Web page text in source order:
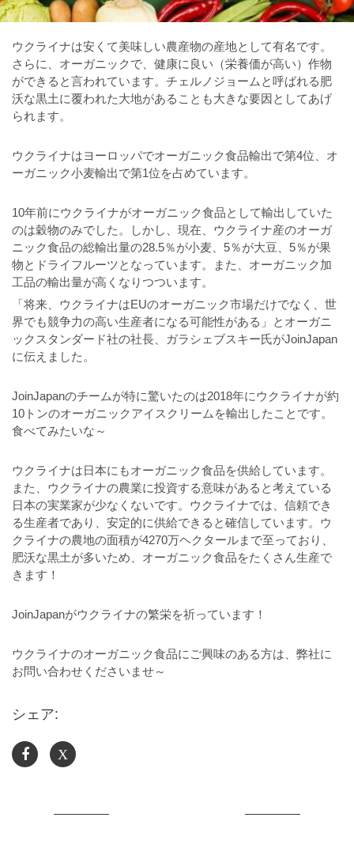
ウクライナは安くて美味しい農産物の産地として有名です。
さらに、オーガニックで、健康に良い（栄養価が高い）作物
ができると言われています。チェルノジョームと呼ばれる肥
沃な黒土に覆われた大地があることも大きな要因としてあげ
られます。
ウクライナはヨーロッパでオーガニック食品輸出で第4位、オ
ーガニック小麦輸出で第1位を占めています。
10年前にウクライナがオーガニック食品として輸出していた
のは穀物のみでした。しかし、現在、ウクライナ産のオーガ
ニック食品の総輸出量の28.5％が小麦、5％が大豆、5％が果
物とドライフルーツとなっています。また、オーガニック加
工品の輸出量が高くなりつついます。
「将来、ウクライナはEUのオーガニック市場だけでなく、世
界でも競争力の高い生産者になる可能性がある」とオーガニ
ックスタンダード社の社長、ガラシェブスキー氏がJoinJapan
に伝えました。
JoinJapanのチームが特に驚いたのは2018年にウクライナが約
10トンのオーガニックアイスクリームを輸出したことです。
食べてみたいな～
ウクライナは日本にもオーガニック食品を供給しています。
また、ウクライナの農業に投資する意味があると考えている
日本の実業家が少なくないです。ウクライナでは、信頼でき
る生産者であり、安定的に供給できると確信しています。ウ
クライナの農地の面積が4270万ヘクタールまで至っており、
肥沃な黒土が多いため、オーガニック食品をたくさん生産で
きます！
JoinJapanがウクライナの繁栄を祈っています！
ウクライナのオーガニック食品にご興味のある方は、弊社に
お問い合わせくださいませ～
シェア:
X